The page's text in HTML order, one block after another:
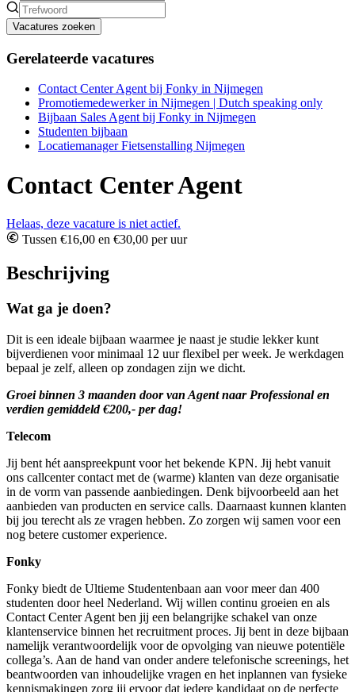
Vacatures zoeken
Gerelateerde vacatures
Contact Center Agent bij Fonky in Nijmegen
Promotiemedewerker in Nijmegen | Dutch speaking only
Bijbaan Sales Agent bij Fonky in Nijmegen
Studenten bijbaan
Locatiemanager Fietsenstalling Nijmegen
Contact Center Agent
Helaas, deze vacature is niet actief.
Tussen €16,00 en €30,00 per uur
Beschrijving
Wat ga je doen?
Dit is een ideale bijbaan waarmee je naast je studie lekker kunt
bijverdienen voor minimaal 12 uur flexibel per week. Je werkdagen
bepaal je zelf, alleen op zondagen zijn we dicht.
Groei binnen 3 maanden door van Agent naar Professional en
verdien gemiddeld €200,- per dag!
Telecom
Jij bent hét aanspreekpunt voor het bekende KPN. Jij hebt vanuit
ons callcenter contact met de (warme) klanten van deze organisatie
in de vorm van passende aanbiedingen. Denk bijvoorbeeld aan het
aanbieden van producten en service calls. Daarnaast kunnen klanten
bij jou terecht als ze vragen hebben. Zo zorgen wij samen voor een
nog betere customer experience.
Fonky
Fonky biedt de Ultieme Studentenbaan aan voor meer dan 400
studenten door heel Nederland. Wij willen continu groeien en als
Contact Center Agent ben jij een belangrijke schakel van onze
klantenservice binnen het recruitment proces. Jij bent in deze bijbaan
namelijk verantwoordelijk voor de opvolging van nieuwe potentiële
collega’s. Aan de hand van onder andere telefonische screenings, het
beantwoorden van inhoudelijke vragen en het inplannen van fysieke
kennismakingen zorg jij ervoor dat iedere kandidaat op de perfecte